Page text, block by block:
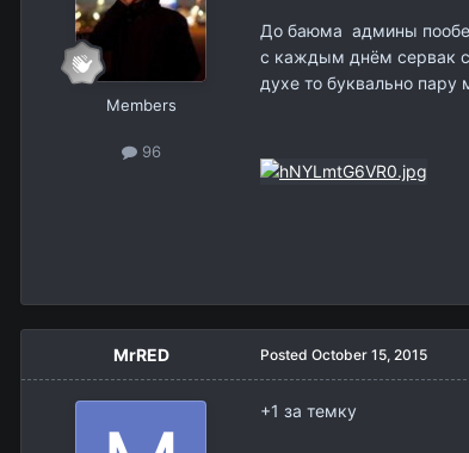
Members
96
До баюма админы
с каждым днём сервак
духе то буквально пару
MrRED Posted October 15, 2015
+1 за темку